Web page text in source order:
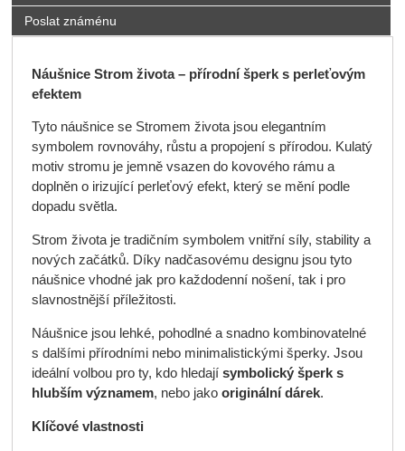
Poslat známénu
Náušnice Strom života – přírodní šperk s perleťovým
efektem
Tyto náušnice se Stromem života jsou elegantním
symbolem rovnováhy, růstu a propojení s přírodou. Kulatý
motiv stromu je jemně vsazen do kovového rámu a
doplněn o irizující perleťový efekt, který se mění podle
dopadu světla.
Strom života je tradičním symbolem vnitřní síly, stability a
nových začátků. Díky nadčasovému designu jsou tyto
náušnice vhodné jak pro každodenní nošení, tak i pro
slavnostnější příležitosti.
Náušnice jsou lehké, pohodlné a snadno kombinovatelné
s dalšími přírodními nebo minimalistickými šperky. Jsou
ideální volbou pro ty, kdo hledají symbolický šperk s
hlubším významem, nebo jako originální dárek.
Klíčové vlastnosti